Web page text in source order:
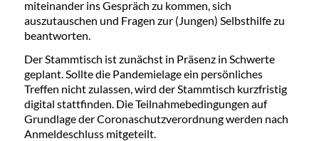
miteinander ins Gespräch zu kommen, sich
auszutauschen und Fragen zur (Jungen) Selbsthilfe zu
beantworten.
Der Stammtisch ist zunächst in Präsenz in Schwerte
geplant. Sollte die Pandemielage ein persönliches
Treffen nicht zulassen, wird der Stammtisch kurzfristig
digital stattfinden. Die Teilnahmebedingungen auf
Grundlage der Coronaschutzverordnung werden nach
Anmeldeschluss mitgeteilt.